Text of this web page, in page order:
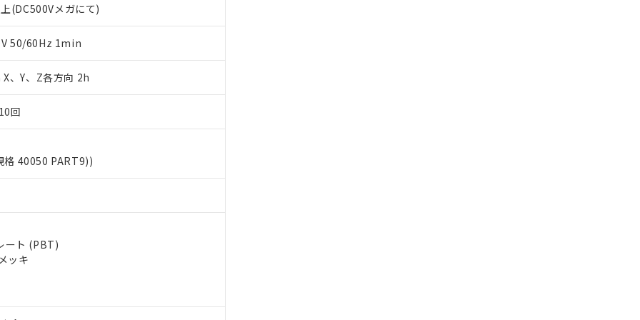
(DC500Vメガにて)
50/60Hz 1min
、Y、Z各方向 2h
回
格 40050 PART9))
ート (PBT)
ッキ
書（当社基準）
点で非含有を証明するもので、過去に遡って非含有を証明するものではありません。
タル酸エステル類４物質の対応では、対応完了までの期間は出荷製品に未対応品が
への在庫切替を完了していることから、特段のことがない限り、2022年1月12日よ
。